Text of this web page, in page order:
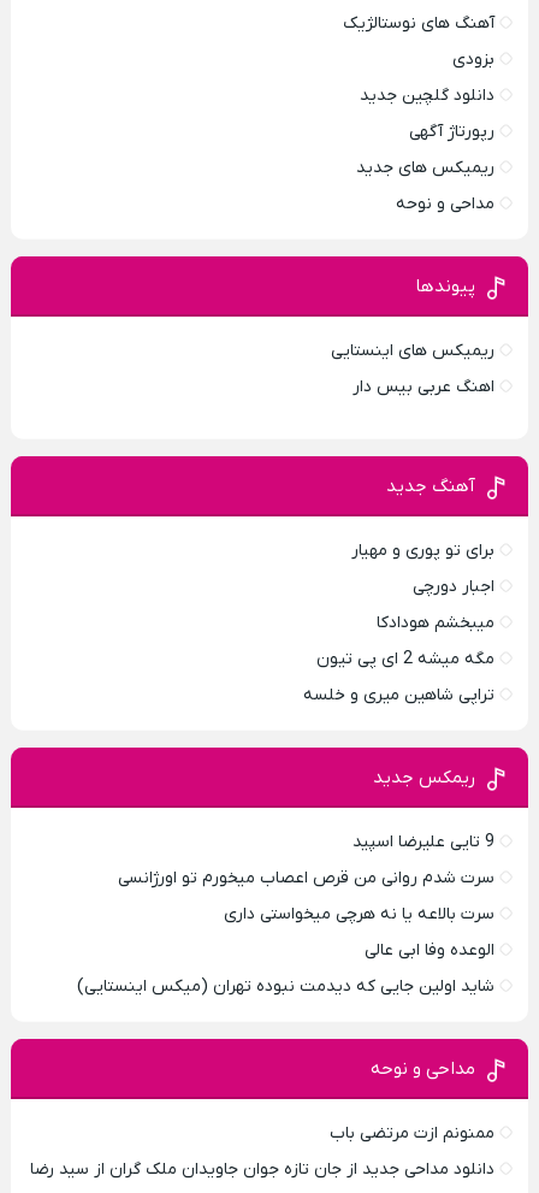
آهنگ های نوستالژیک
بزودی
دانلود گلچین جدید
رپورتاژ آگهی
ریمیکس های جدید
مداحی و نوحه
پیوندها
ریمیکس های اینستایی
اهنگ عربی بیس دار
آهنگ جدید
برای تو پوری و مهیار
اجبار دورچی
میبخشم هودادکا
مگه میشه 2 ای پی تیون
تراپی شاهین میری و خلسه
ریمکس جدید
9 تایی علیرضا اسپید
سرت شدم روانی من قرص اعصاب میخورم تو اورژانسی
سرت بالاعه یا نه هرچی میخواستی داری
الوعده وفا ابی عالی
شاید اولین جایی که دیدمت نبوده تهران (میکس اینستایی)
مداحی و نوحه
ممنونم ازت مرتضی باب
دانلود مداحی جدید از جان تازه جوان جاویدان ملک گران از سید رضا